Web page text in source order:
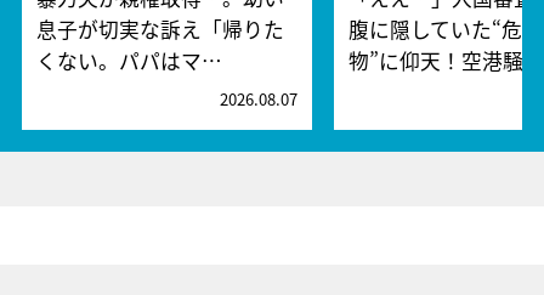
息子が切実な訴え「帰りた
くない。パパはマ…
2026.08.07
腹に隠していた“危
物”に仰天！空港騒